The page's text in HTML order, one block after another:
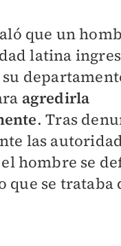
que un
latina
agredirla
. Tras
las
hombre se
que se trataba